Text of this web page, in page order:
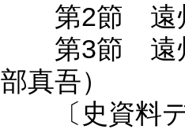
第2節 遠州
第3節 遠州
部真吾）
〔史資料デ